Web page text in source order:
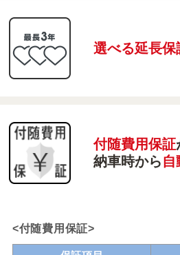
選べる延長保
付随費用保証
納車時から自
<付随費用保証>